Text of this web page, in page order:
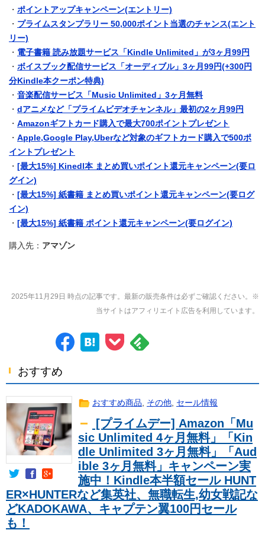
・ ポイントアップキャンペーン(エントリー)
・ プライムスタンプラリー 50,000ポイント当選のチャンス(エント
リー)
・ 電子書籍 読み放題サービス「Kindle Unlimited」が3ヶ月99円
・ ボイスブック配信サービス「オーディブル」3ヶ月99円(+300円
分Kindle本クーポン特典)
・ 音楽配信サービス「Music Unlimited」3ヶ月無料
・ dアニメなど「プライムビデオチャンネル」最初の2ヶ月99円
・ Amazonギフトカード購入で最大700ポイントプレゼント
・ Apple,Google Play,Uberなど対象のギフトカード購入で500ポ
イントプレゼント
・ [最大15%] Kinedl本 まとめ買いポイント還元キャンペーン(要ロ
グイン)
・ [最大15%] 紙書籍 まとめ買いポイント還元キャンペーン(要ログ
イン)
・ [最大15%] 紙書籍 ポイント還元キャンペーン(要ログイン)
購入先： アマゾン
2025年11月29日 時点の記事です。最新の販売条件は必ずご確認ください。※
当サイトはアフィリエイト広告を利用しています。
おすすめ
おすすめ商品 その他 セール情報
[プライムデー] Amazon「Mu
sic Unlimited 4ヶ月無料」「Kin
dle Unlimited 3ヶ月無料」「Aud
ible 3ヶ月無料」キャンペーン実
施中！Kindle本半額セール HUNT
ER×HUNTERなど集英社、無職転生,幼女戦記な
どKADOKAWA、キャプテン翼100円セール
も！